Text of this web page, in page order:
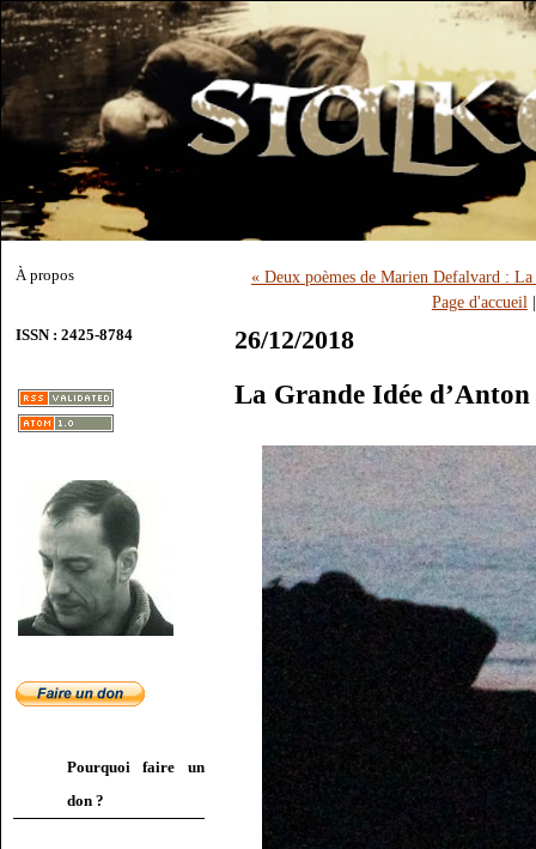
À propos
ISSN : 2425-8784
Pourquoi faire un
don ?
« Deux poèmes de Marien Defalvard :
Page d'accueil
26/12/2018
La Grande Idée